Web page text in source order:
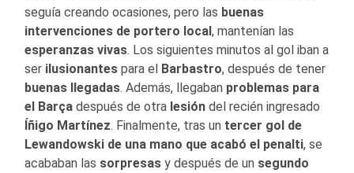
seguía creando ocasiones, pero las buenas
intervenciones de portero local, mantenían las
esperanzas vivas. Los siguientes minutos al gol iban a
ser ilusionantes para el Barbastro, después de tener
buenas llegadas. Además, llegaban problemas para
el Barça después de otra lesión del recién ingresado
Íñigo Martínez. Finalmente, tras un tercer gol de
Lewandowski de una mano que acabó el penalti, se
acababan las sorpresas y después de un segundo